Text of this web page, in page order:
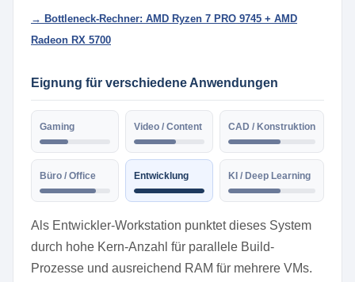
→ Bottleneck-Rechner: AMD Ryzen 7 PRO 9745 + AMD
Radeon RX 5700
Eignung für verschiedene Anwendungen
Gaming Video / Content CAD / Konstruktion
Büro / Office Entwicklung KI / Deep Learning
Als Entwickler-Workstation punktet dieses System
durch hohe Kern-Anzahl für parallele Build-
Prozesse und ausreichend RAM für mehrere VMs.